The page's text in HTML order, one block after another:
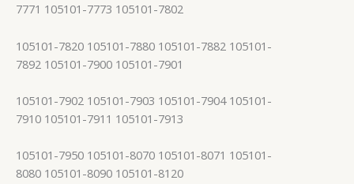
7771 105101-7773 105101-7802
105101-7820 105101-7880 105101-7882 105101-
7892 105101-7900 105101-7901
105101-7902 105101-7903 105101-7904 105101-
7910 105101-7911 105101-7913
105101-7950 105101-8070 105101-8071 105101-
8080 105101-8090 105101-8120